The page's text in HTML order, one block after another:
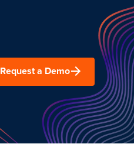
Request a Demo